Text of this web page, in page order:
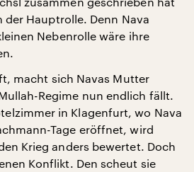
Hauptrolle. Denn Nava
Nebenrolle wäre ihre
macht sich Navas Mutter
Regime nun endlich fällt.
in Klagenfurt, wo Nava
Tage eröffnet, wird
Krieg anders bewertet. Doch
Konflikt. Den scheut sie